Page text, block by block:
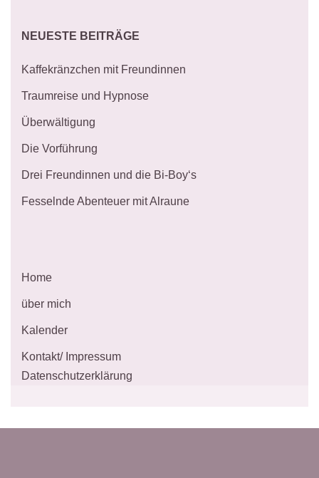
NEUESTE BEITRÄGE
Kaffekränzchen mit Freundinnen
Traumreise und Hypnose
Überwältigung
Die Vorführung
Drei Freundinnen und die Bi-Boy‘s
Fesselnde Abenteuer mit Alraune
Home
über mich
Kalender
Kontakt/ Impressum
Datenschutzerklärung